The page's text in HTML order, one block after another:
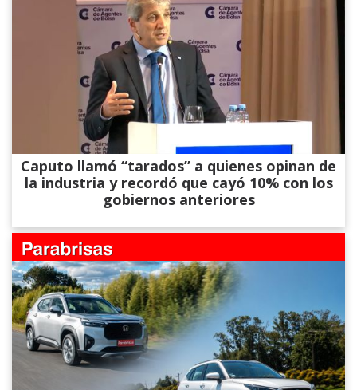
Caputo llamó “tarados” a quienes opinan de
la industria y recordó que cayó 10% con los
gobiernos anteriores